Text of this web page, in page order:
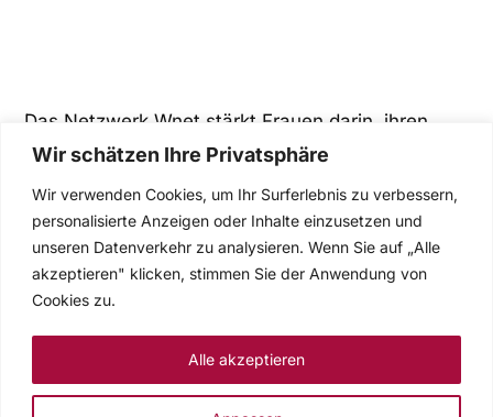
Wir schätzen Ihre Privatsphäre
Wir verwenden Cookies, um Ihr Surferlebnis zu verbessern,
personalisierte Anzeigen oder Inhalte einzusetzen und
unseren Datenverkehr zu analysieren. Wenn Sie auf „Alle
akzeptieren" klicken, stimmen Sie der Anwendung von
Cookies zu.
Alle akzeptieren
Das Netzwerk Wnet stärkt Frauen darin, ihren
beruflichen Weg zu gehen und engagiert sich für
Chancen im Berufsleben.
Über wnet
Rechtliche